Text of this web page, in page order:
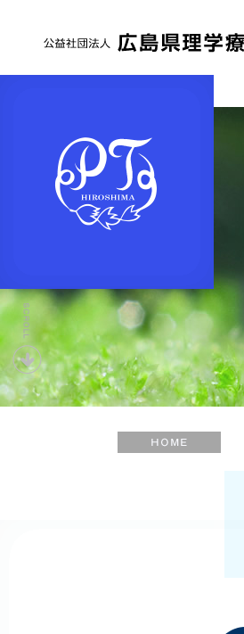
県
理
学
療
法
士
へ
ー